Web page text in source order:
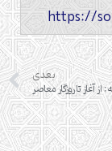
بعدی
آغاز تا روزگار معاصر